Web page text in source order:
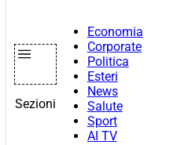
Sezioni
Economia
Corporate
Politica
Esteri
News
Salute
Sport
AI TV